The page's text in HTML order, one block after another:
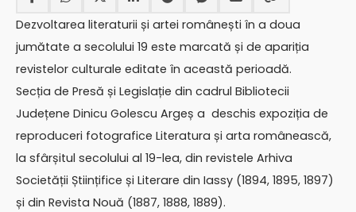
Dezvoltarea literaturii și artei românești în a doua
jumătate a secolului 19 este marcată și de apariția
revistelor culturale editate în această perioadă.
Secția de Presă și Legislație din cadrul Bibliotecii
Județene Dinicu Golescu Argeș a deschis expoziția de
reproduceri fotografice Literatura și arta românească,
la sfârșitul secolului al 19-lea, din revistele Arhiva
Societății Științifice și Literare din Iassy (1894, 1895, 1897)
și din Revista Nouă (1887, 1888, 1889).